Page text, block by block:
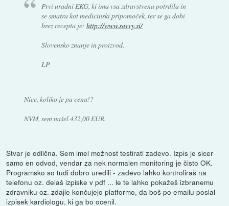
Prvi uradni EKG, ki ima vsa zdravstvena potrdila in
se smatra kot medicinski pripomoček, ter se ga dobi
brez recepta je:http://www.savvy.si/
Slovensko znanje in proizvod.
LP
Nice, koliko je pa cena!?
NVM, sem našel 432,00 EUR.
Stvar je odlična. Sem imel možnost testirati zadevo. Izpis je sicer
samo en odvod, vendar za nek normalen monitoring je čisto OK.
Programsko so tudi dobro uredili - zadevo lahko kontroliraš na
telefonu oz. delaš izpiske v pdf ... le te lahko pokažeš izbranemu
zdravniku oz. zdajle končujejo platformo, da boš po emailu poslal
izpisek kardiologu, ki ga bo ocenil.